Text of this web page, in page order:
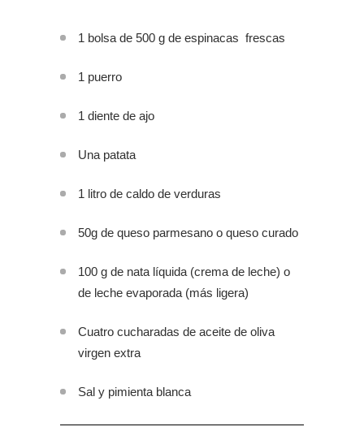
1 bolsa de 500 g de espinacas frescas
1 puerro
1 diente de ajo
Una patata
1 litro de caldo de verduras
50g de queso parmesano o queso curado
100 g de nata líquida (crema de leche) o
de leche evaporada (más ligera)
Cuatro cucharadas de aceite de oliva
virgen extra
Sal y pimienta blanca